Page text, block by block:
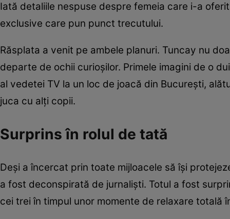
Iată detaliile nespuse despre femeia care i-a
exclusive care pun punct trecutului.
Răsplata a venit pe ambele planuri. Tuncay nu
departe de ochii curioșilor. Primele imagini de o
al vedetei TV la un loc de joacă din București,
juca cu alți copii.
Surprins în rolul de tată
Deși a încercat prin toate mijloacele să își
a fost deconspirată de jurnaliști. Totul a fost
cei trei în timpul unor momente de relaxare totală